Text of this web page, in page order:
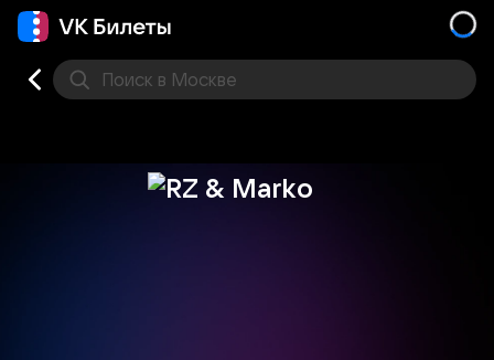
Поиск в Москве